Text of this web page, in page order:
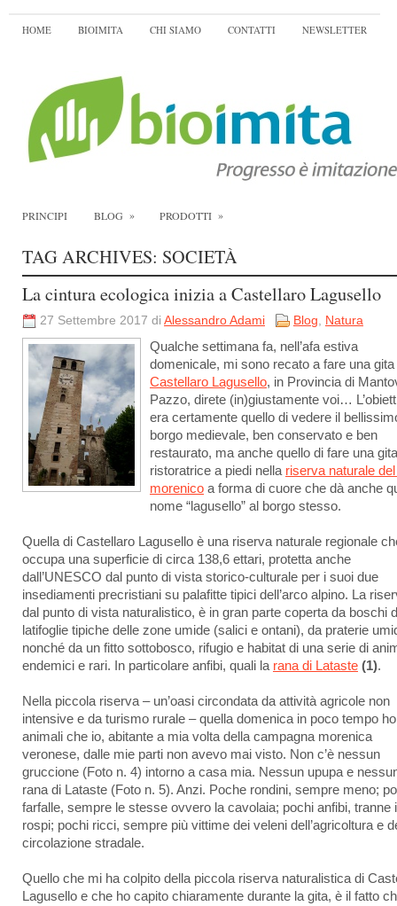
HOME BIOIMITA CHI SIAMO CONTATTI NEWSLETTER
PRINCIPI BLOG » PRODOTTI »
TAG ARCHIVES: SOCIETÀ
La cintura ecologica inizia a Castellaro Lagusello
27 Settembre 2017 di Alessandro Adami Blog, Natura
Qualche settimana fa, nell’afa estiva
domenicale, mi sono recato a fare una gita
Castellaro Lagusello, in Provincia di
Pazzo, direte (in)giustamente voi…
era certamente quello di vedere il
borgo medievale, ben conservato e ben
restaurato, ma anche quello di fare una gita
ristoratrice a piedi nella riserva naturale
morenico a forma di cuore che dà anche
nome “lagusello” al borgo stesso.
Quella di Castellaro Lagusello è una riserva naturale regionale
occupa una superficie di circa 138,6 ettari, protetta anche
dall’UNESCO dal punto di vista storico-culturale per i suoi due
insediamenti precristiani su palafitte tipici dell’arco alpino. La
dal punto di vista naturalistico, è in gran parte coperta da boschi
latifoglie tipiche delle zone umide (salici e ontani), da praterie
nonché da un fitto sottobosco, rifugio e habitat di una serie di
endemici e rari. In particolare anfibi, quali la rana di Lataste (1).
Nella piccola riserva – un’oasi circondata da attività agricole non
intensive e da turismo rurale – quella domenica in poco tempo
animali che io, abitante a mia volta della campagna morenica
veronese, dalle mie parti non avevo mai visto. Non c’è nessun
gruccione (Foto n. 4) intorno a casa mia. Nessun upupa e
rana di Lataste (Foto n. 5). Anzi. Poche rondini, sempre meno;
farfalle, sempre le stesse ovvero la cavolaia; pochi anfibi, tranne
rospi; pochi ricci, sempre più vittime dei veleni dell’agricoltura e
circolazione stradale.
Quello che mi ha colpito della piccola riserva naturalistica di
Lagusello e che ho capito chiaramente durante la gita, è il fatto